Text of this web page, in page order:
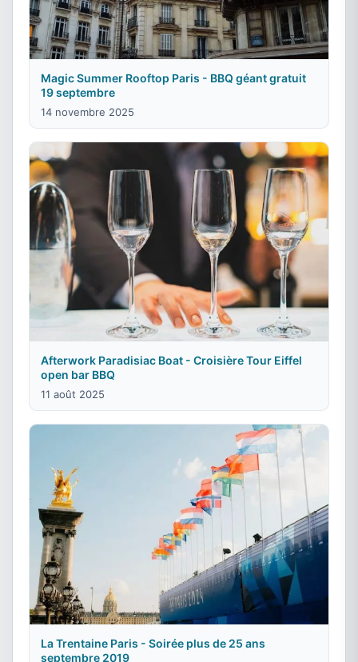
Magic Summer Rooftop Paris - BBQ géant gratuit
19 septembre
14 novembre 2025
Afterwork Paradisiac Boat - Croisière Tour Eiffel
open bar BBQ
11 août 2025
La Trentaine Paris - Soirée plus de 25 ans
septembre 2019